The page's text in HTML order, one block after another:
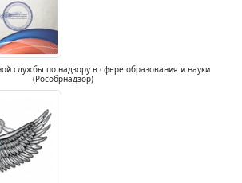
службы по надзору в сфере образования и науки
(Рособрнадзор)